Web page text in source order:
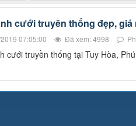
cưới truyền thống đẹp, giá
07:05:00 Đã xem: 4998
cưới truyền thống tại Tuy Hòa,